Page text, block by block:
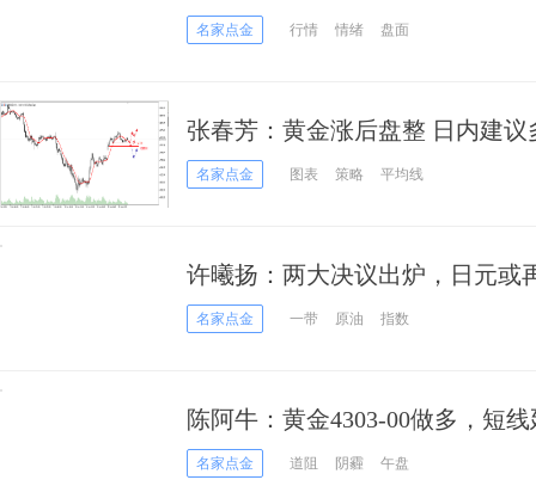
名家点金 行情 情绪 盘面
张春芳：黄金涨后盘整 日内建议
名家点金 图表 策略 平均线
许曦扬：两大决议出炉，日元或
名家点金 一带 原油 指数
陈阿牛：黄金4303-00做多，短
名家点金 道阻 阴霾 午盘